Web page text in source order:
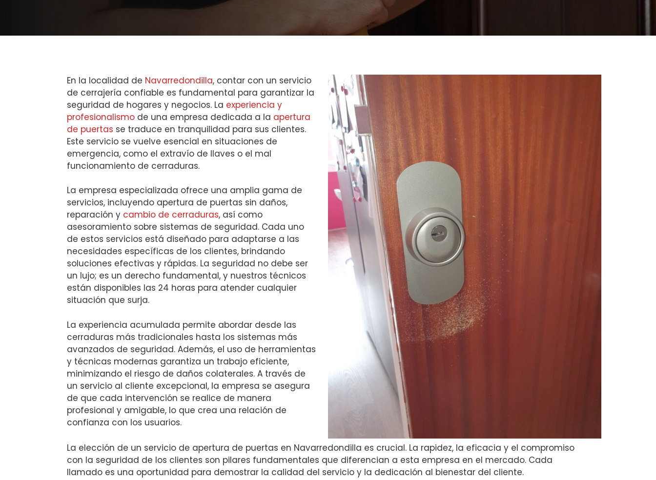
En la localidad de Navarredondilla, contar con un servicio
de cerrajería confiable es fundamental para garantizar la
seguridad de hogares y negocios. La experiencia y
profesionalismo de una empresa dedicada a la apertura
de puertas se traduce en tranquilidad para sus clientes.
Este servicio se vuelve esencial en situaciones de
emergencia, como el extravío de llaves o el mal
funcionamiento de cerraduras.
La empresa especializada ofrece una amplia gama de
servicios, incluyendo apertura de puertas sin daños,
reparación y cambio de cerraduras, así como
asesoramiento sobre sistemas de seguridad. Cada uno
de estos servicios está diseñado para adaptarse a las
necesidades específicas de los clientes, brindando
soluciones efectivas y rápidas. La seguridad no debe ser
un lujo; es un derecho fundamental, y nuestros técnicos
están disponibles las 24 horas para atender cualquier
situación que surja.
La experiencia acumulada permite abordar desde las
cerraduras más tradicionales hasta los sistemas más
avanzados de seguridad. Además, el uso de herramientas
y técnicas modernas garantiza un trabajo eficiente,
minimizando el riesgo de daños colaterales. A través de
un servicio al cliente excepcional, la empresa se asegura
de que cada intervención se realice de manera
profesional y amigable, lo que crea una relación de
confianza con los usuarios.
La elección de un servicio de apertura de puertas en Navarredondilla es crucial. La rapidez, la eficacia y el compromiso
con la seguridad de los clientes son pilares fundamentales que diferencian a esta empresa en el mercado. Cada
llamado es una oportunidad para demostrar la calidad del servicio y la dedicación al bienestar del cliente.